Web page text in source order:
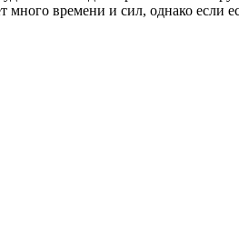
времени и сил, однако если